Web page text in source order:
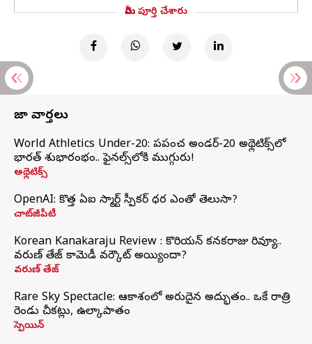
మీరు పూర్తి చేశారు
తాజా వార్తలు
World Athletics Under-20: ప్రపంచ అండర్-20 అథ్లెటిక్స్‌లో
భారత్‌ శుభారంభం.. ఫైనల్స్‌లోకి ముగ్గురు!
అథ్లెటిక్స్
OpenAI: కొత్త ఏఐ స్మార్ట్ స్పీకర్ ధర ఎంతో తెలుసా?
చాట్‌జీపీటీ
Korean Kanakaraju Review : కొరియన్ కనకరాజు రివ్యూ..
వరుణ్ తేజ్ కామెడీ వర్కౌట్ అయ్యిందా?
వరుణ్ తేజ్
Rare Sky Spectacle: ఆకాశంలో అరుదైన అద్భుతం.. ఒకే రాత్రి
రెండు చీకట్లు, ఉల్కాపాతం
స్పెయిన్